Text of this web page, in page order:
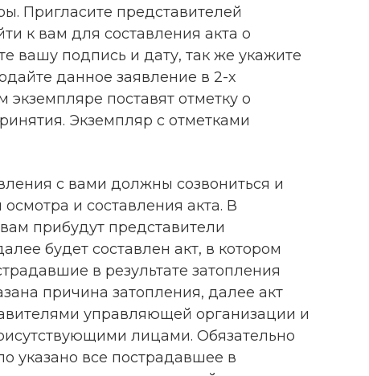
Пригласите представителей
к вам для составления акта о
вашу подпись и дату, так же укажите
данное заявление в 2-х
поставят отметку о
Экземпляр с отметками
с вами должны созвониться и
и составления акта. В
прибудут представители
будет составлен акт, в котором
в результате затопления
причина затопления, далее акт
управляющей организации и
лицами. Обязательно
указано все пострадавшее в